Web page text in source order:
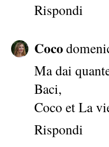
Rispondi
Coco
Ma dai
Baci,
Coco et La
Rispondi